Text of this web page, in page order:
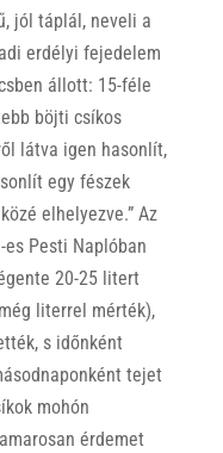
jól táplál, neveli a
erdélyi fejedelem
állott: 15-féle
böjti csíkos
látva igen hasonlít,
egy fészek
elhelyezve.” Az
es Pesti Naplóban
20-25 litert
literrel mérték),
s időnként
tejet
mohón
érdemet